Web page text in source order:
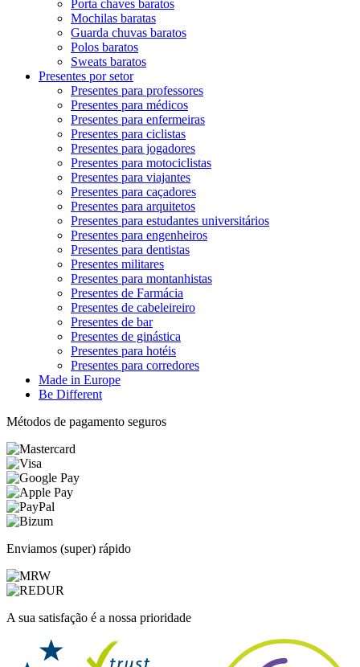
Porta chaves baratos
Mochilas baratas
Guarda chuvas baratos
Polos baratos
Sweats baratos
Presentes por setor
Presentes para professores
Presentes para médicos
Presentes para enfermeiras
Presentes para ciclistas
Presentes para jogadores
Presentes para motociclistas
Presentes para viajantes
Presentes para caçadores
Presentes para arquitetos
Presentes para estudantes universitários
Presentes para engenheiros
Presentes para dentistas
Presentes militares
Presentes para montanhistas
Presentes de Farmácia
Presentes de cabeleireiro
Presentes de bar
Presentes de ginástica
Presentes para hotéis
Presentes para corredores
Made in Europe
Be Different
Métodos de pagamento seguros
Enviamos (super) rápido
A sua satisfação é a nossa prioridade